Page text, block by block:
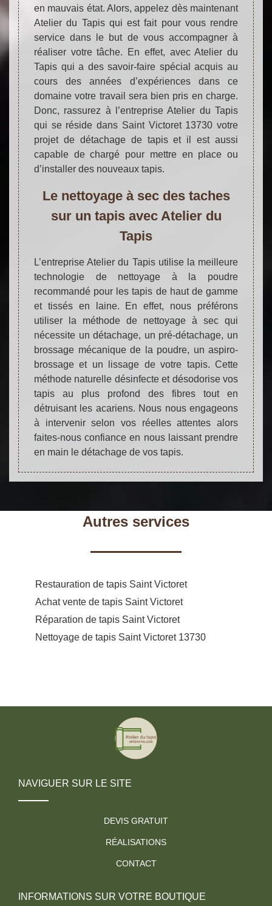
en mauvais état. Alors, appelez dès maintenant
Atelier du Tapis qui est fait pour vous rendre
service dans le but de vous accompagner à
réaliser votre tâche. En effet, avec Atelier du
Tapis qui a des savoir-faire spécial acquis au
cours des années d’expériences dans ce
domaine votre travail sera bien pris en charge.
Donc, rassurez à l’entreprise Atelier du Tapis
qui se réside dans Saint Victoret 13730 votre
projet de détachage de tapis et il est aussi
capable de chargé pour mettre en place ou
d’installer des nouveaux tapis.
Le nettoyage à sec des taches
sur un tapis avec Atelier du
Tapis
L’entreprise Atelier du Tapis utilise la meilleure
technologie de nettoyage à la poudre
recommandé pour les tapis de haut de gamme
et tissés en laine. En effet, nous préférons
utiliser la méthode de nettoyage à sec qui
nécessite un détachage, un pré-détachage, un
brossage mécanique de la poudre, un aspiro-
brossage et un lissage de votre tapis. Cette
méthode naturelle désinfecte et désodorise vos
tapis au plus profond des fibres tout en
détruisant les acariens. Nous nous engageons
à intervenir selon vos réelles attentes alors
faites-nous confiance en nous laissant prendre
en main le détachage de vos tapis.
Autres services
Restauration de tapis Saint Victoret
Achat vente de tapis Saint Victoret
Réparation de tapis Saint Victoret
Nettoyage de tapis Saint Victoret 13730
NAVIGUER SUR LE SITE
DEVIS GRATUIT
RÉALISATIONS
CONTACT
INFORMATIONS SUR VOTRE BOUTIQUE